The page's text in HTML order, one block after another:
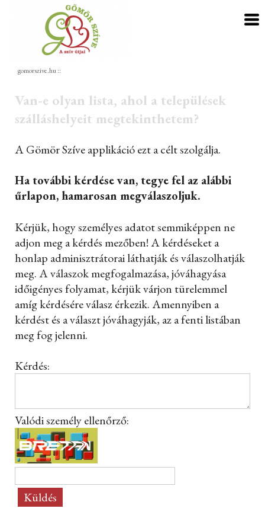
gomorszive.hu::
Van-e olyan lista, ahol a települések
szálláshelyeit megtekinthetem?
A Gömör Szíve applikáció ezt a célt szolgálja.
Ha további kérdése van, tegye fel az alábbi
űrlapon, hamarosan megválaszoljuk.
Kérjük, hogy személyes adatot semmiképpen ne
adjon meg a kérdés mezőben! A kérdéseket a
honlap adminisztrátorai láthatják és válaszolhatják
meg. A válaszok megfogalmazása, jóváhagyása
időigényes folyamat, kérjük várjon türelemmel
amíg kérdésére válasz érkezik. Amennyiben a
kérdést és a választ jóváhagyják, az a fenti listában
meg fog jelenni.
Kérdés:
Valódi személy ellenőrző: